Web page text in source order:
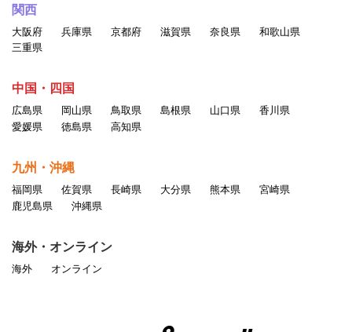
関西
大阪府 兵庫県 京都府 滋賀県 奈良県
和歌山県
三重県
中国・四国
広島県 岡山県 鳥取県 島根県 山口県
香川県
愛媛県
徳島県 高知県
九州・沖縄
福岡県 佐賀県 長崎県 大分県 熊本県
宮崎県
鹿児島県
沖縄県
海外・オンライン
海外 オンライン